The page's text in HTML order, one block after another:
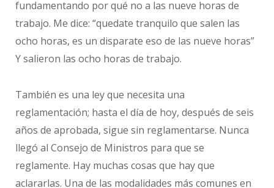
fundamentando por qué no a las nueve horas de
trabajo. Me dice: “quedate tranquilo que salen las
ocho horas, es un disparate eso de las nueve horas”
Y salieron las ocho horas de trabajo.
También es una ley que necesita una
reglamentación; hasta el día de hoy, después de seis
años de aprobada, sigue sin reglamentarse. Nunca
llegó al Consejo de Ministros para que se
reglamente. Hay muchas cosas que hay que
aclararlas. Una de las modalidades más comunes en